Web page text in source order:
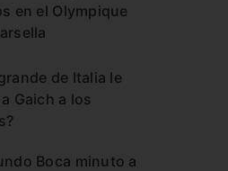
en el Olympique
de Italia le
Gaich a los
Boca minuto a